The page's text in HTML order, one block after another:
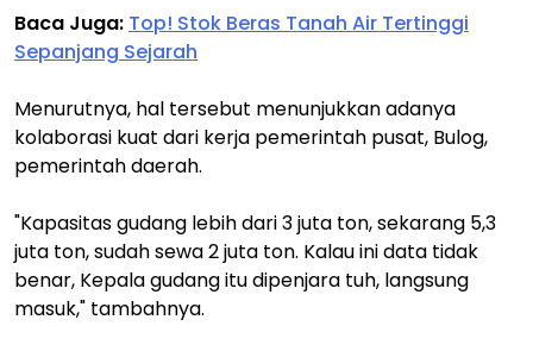
Baca Juga: Top! Stok Beras Tanah Air Tertinggi
Sepanjang Sejarah
Menurutnya, hal tersebut menunjukkan adanya
kolaborasi kuat dari kerja pemerintah pusat, Bulog,
pemerintah daerah.
"Kapasitas gudang lebih dari 3 juta ton, sekarang 5,3
juta ton, sudah sewa 2 juta ton. Kalau ini data tidak
benar, Kepala gudang itu dipenjara tuh, langsung
masuk," tambahnya.